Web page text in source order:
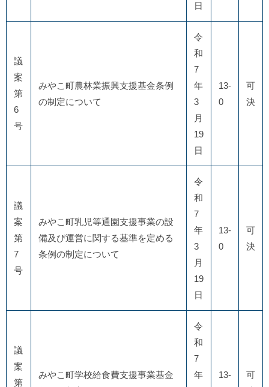
日
議
案
第
6
号
みやこ町農林業振興支援基金条例
の制定について
令
和
7
年
3
月
19
日
13-
0
可
決
議
案
第
7
号
みやこ町乳児等通園支援事業の設
備及び運営に関する基準を定める
条例の制定について
令
和
7
年
3
月
19
日
13-
0
可
決
議
案
第
みやこ町学校給食費支援事業基金
令
和
7
年
13-
可